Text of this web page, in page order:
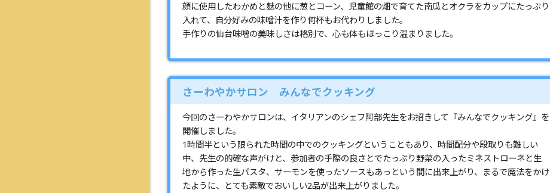
顔に使用したわかめと麩の他に葱とコーン、児童館の畑で育てた南瓜とオクラをカップにたっぷり
入れて、自分好みの味噌汁を作り何杯もお代わりしました。
手作りの仙台味噌の美味しさは格別で、心も体もほっこり温まりました。
さーわやかサロン みんなでクッキング
今回のさーわやかサロンは、イタリアンのシェフ阿部先生をお招きして『みんなでクッキング』を
開催しました。
1時間半という限られた時間の中でのクッキングということもあり、時間配分や段取りも難しい
中、先生の的確な声がけと、参加者の手際の良さとでたっぷり野菜の入ったミネストローネと生
地から作った生パスタ、サーモンを使ったソースもあっという間に出来上がり、まるで魔法をかけ
たように、とても素敵でおいしい2品が出来上がりました。